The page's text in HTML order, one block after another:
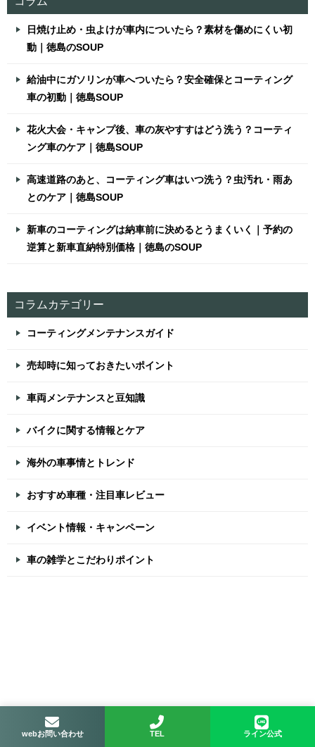
日焼け止め・虫よけが車内についたら？素材を傷めにくい初
動｜徳島のSOUP
給油中にガソリンが車へついたら？安全確保とコーティング
車の初動｜徳島SOUP
花火大会・キャンプ後、車の灰やすすはどう洗う？コーティ
ング車のケア｜徳島SOUP
高速道路のあと、コーティング車はいつ洗う？虫汚れ・雨あ
とのケア｜徳島SOUP
新車のコーティングは納車前に決めるとうまくいく｜予約の
逆算と新車直納特別価格｜徳島のSOUP
コラムカテゴリー
コーティングメンテナンスガイド
売却時に知っておきたいポイント
車両メンテナンスと豆知識
バイクに関する情報とケア
海外の車事情とトレンド
おすすめ車種・注目車レビュー
イベント情報・キャンペーン
車の雑学とこだわりポイント
webお問い合わせ TEL ライン公式